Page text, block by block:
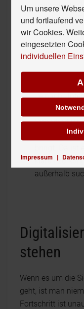
unüberlegte
unbekannte
Fehler
werden.
Eigene IT-
Je nach
sein, eine IT-
Sicherheit ist
neue
klären zu
außerhalb
stehen
Wenn es um die
geht, ist man
Fortschritt ist
Um unsere
und fortlaufend
wir Cookies.
eingesetzten
individuellen
Impressum |